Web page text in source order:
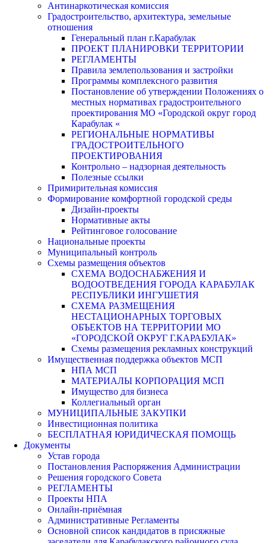
Антинаркотическая комиссия
Градостроительство, архитектура, земельные
отношения
Генеральный план г.Карабулак
ПРОЕКТ ПЛАНИРОВКИ ТЕРРИТОРИИ
РЕГЛАМЕНТЫ
Правила землепользования и застройки
Программы комплексного развития
Постановление об утверждении Положениях о
местных нормативах градостроительного
проектирования МО «Городской округ город
Карабулак «
РЕГИОНАЛЬНЫЕ НОРМАТИВЫ
ГРАДОСТРОИТЕЛЬНОГО
ПРОЕКТИРОВАНИЯ
Контрольно – надзорная деятельность
Полезные ссылки
Примирительная комиссия
Формирование комфортной городской среды
Дизайн-проекты
Нормативные акты
Рейтинговое голосование
Национальные проекты
Муниципальный контроль
Схемы размещения объектов
СХЕМА ВОДОСНАБЖЕНИЯ И
ВОДООТВЕДЕНИЯ ГОРОДА КАРАБУЛАК
РЕСПУБЛИКИ ИНГУШЕТИЯ
СХЕМА РАЗМЕЩЕНИЯ
НЕСТАЦИОНАРНЫХ ТОРГОВЫХ
ОБЪЕКТОВ НА ТЕРРИТОРИИ МО
«ГОРОДСКОЙ ОКРУГ Г.КАРАБУЛАК»
Схемы размещения рекламных конструкций
Имущественная поддержка объектов МСП
НПА МСП
МАТЕРИАЛЫ КОРПОРАЦИЯ МСП
Имущество для бизнеса
Коллегиальный орган
МУНИЦИПАЛЬНЫЕ ЗАКУПКИ
Инвестиционная политика
БЕСПЛАТНАЯ ЮРИДИЧЕСКАЯ ПОМОЩЬ
Документы
Устав города
Постановления Распоряжения Администрации
Решения городского Совета
РЕГЛАМЕНТЫ
Проекты НПА
Онлайн-приёмная
Административные Регламенты
Основной список кандидатов в присяжные